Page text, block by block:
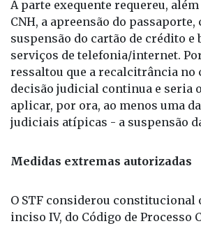
A parte exequente requereu,
CNH, a apreensão do
suspensão do cartão de crédito e
serviços de telefonia/internet.
ressaltou que a recalcitrância no
decisão judicial continua e seria
aplicar, por ora, ao menos uma
judiciais atípicas - a suspensão
Medidas extremas autorizadas
O STF considerou constitucional
inciso IV, do Código de Processo